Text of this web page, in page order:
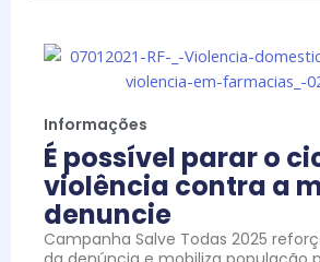
Informações
É possível parar o
violência contra a
denuncie
Campanha Salve Todas 2025